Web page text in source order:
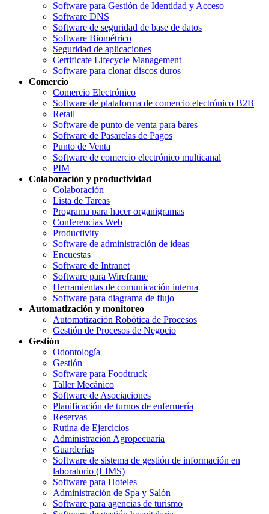
Software para Gestión de Identidad y Acceso
Software DNS
Software de seguridad de base de datos
Software Biométrico
Seguridad de aplicaciones
Certificate Lifecycle Management
Software para clonar discos duros
Comercio
Comercio Electrónico
Software de plataforma de comercio electrónico B2B
Retail
Software de punto de venta para bares
Software de Pasarelas de Pagos
Punto de Venta
Software de comercio electrónico multicanal
PIM
Colaboración y productividad
Colaboración
Lista de Tareas
Programa para hacer organigramas
Conferencias Web
Productivity
Software de administración de ideas
Encuestas
Software de Intranet
Software para Wireframe
Herramientas de comunicación interna
Software para diagrama de flujo
Automatización y monitoreo
Automatización Robótica de Procesos
Gestión de Procesos de Negocio
Gestión
Odontología
Gestión
Software para Foodtruck
Taller Mecánico
Software de Asociaciones
Planificación de turnos de enfermería
Reservas
Rutina de Ejercicios
Administración Agropecuaria
Guarderías
Software de sistema de gestión de información en
laboratorio (LIMS)
Software para Hoteles
Administración de Spa y Salón
Software para agencias de turismo